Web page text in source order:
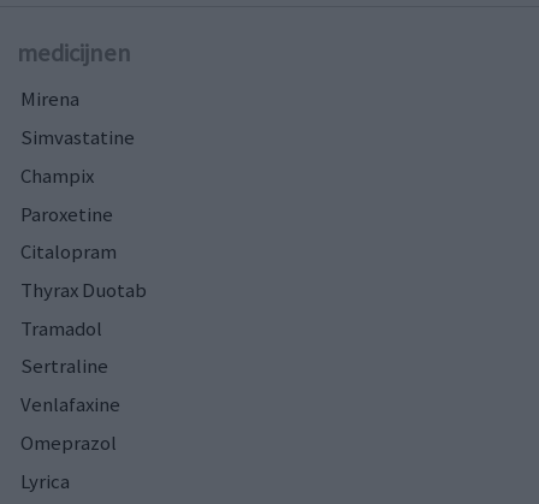
medicijnen
Mirena
Simvastatine
Champix
Paroxetine
Citalopram
Thyrax Duotab
Tramadol
Sertraline
Venlafaxine
Omeprazol
Lyrica